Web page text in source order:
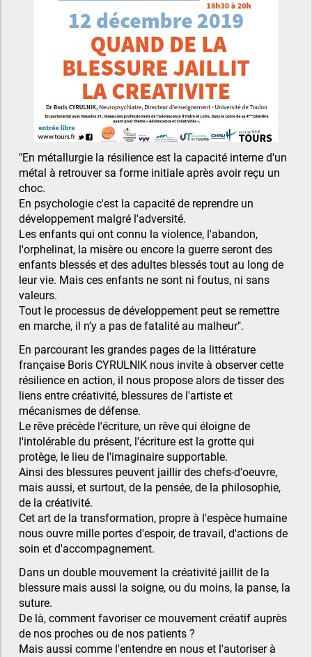
"En métallurgie la résilience est la capacité interne d'un
métal à retrouver sa forme initiale après avoir reçu un
choc.
En psychologie c'est la capacité de reprendre un
développement malgré l'adversité.
Les enfants qui ont connu la violence, l'abandon,
l'orphelinat, la misère ou encore la guerre seront des
enfants blessés et des adultes blessés tout au long de
leur vie. Mais ces enfants ne sont ni foutus, ni sans
valeurs.
Tout le processus de développement peut se remettre
en marche, il n’y a pas de fatalité au malheur".
En parcourant les grandes pages de la littérature
française Boris CYRULNIK nous invite à observer cette
résilience en action, il nous propose alors de tisser des
liens entre créativité, blessures de l'artiste et
mécanismes de défense.
Le rêve précède l'écriture, un rêve qui éloigne de
l'intolérable du présent, l'écriture est la grotte qui
protège, le lieu de l'imaginaire supportable.
Ainsi des blessures peuvent jaillir des chefs-d'oeuvre,
mais aussi, et surtout, de la pensée, de la philosophie,
de la créativité.
Cet art de la transformation, propre à l'espèce humaine
nous ouvre mille portes d'espoir, de travail, d'actions de
soin et d'accompagnement.
Dans un double mouvement la créativité jaillit de la
blessure mais aussi la soigne, ou du moins, la panse, la
suture.
De là, comment favoriser ce mouvement créatif auprès
de nos proches ou de nos patients ?
Mais aussi comme l'entendre en nous et l'autoriser à